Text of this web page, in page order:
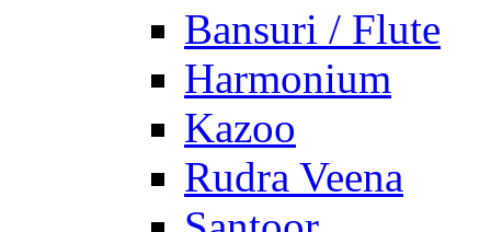
Bansuri / Flute
Harmonium
Kazoo
Rudra Veena